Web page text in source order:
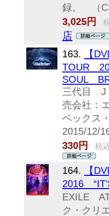
録。 （C
3,025円
店
163.
【
TOUR
SOUL
三代目 J
売会社：
ベックス
2015/12/
330円
税
164.
【
2016
EXILE
ク・クリ